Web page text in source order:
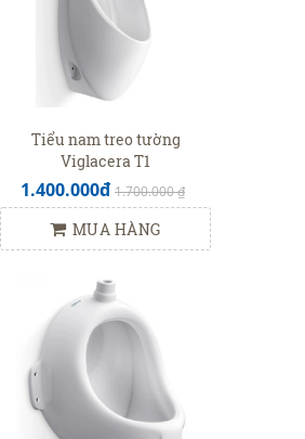
Tiểu nam treo tường
Viglacera T1
1.400.000đ 1.700.000 ₫
MUA HÀNG